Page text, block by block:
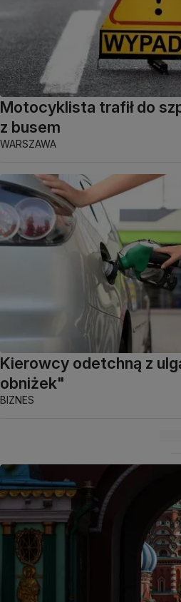
Motocyklista trafił do
z busem
WARSZAWA
Kierowcy odetchną z
obniżek"
BIZNES